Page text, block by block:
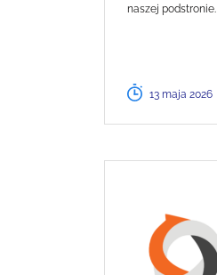
naszej
13 maja 2026